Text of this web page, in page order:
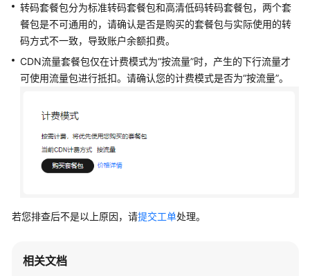
品
介
绍
快
速
最
实
践
转码套餐包分为标准转码套餐包和高清低码转码套餐包，两个套
餐包是不可通用的，请确认是否是购买的套餐包与实际使用的转
码方式不一致，导致账户余额扣费。
CDN流量套餐包仅在计费模式为“按流量”时，产生的下行流量才
可使用流量包进行抵扣。请确认您的计费模式是否为“按流量”。
若您排查后不是以上原因，请提交工单处理。
相关文档